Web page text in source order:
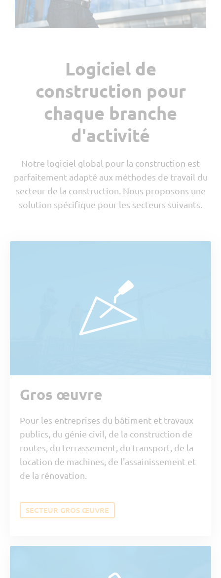
Planification des ressources
Rapport hebdomadaire
Contrôle des visas
myQR-Scan
Logiciel de
construction pour
chaque branche
d'activité
Notre logiciel global pour la construction est
parfaitement adapté aux méthodes de travail du
secteur de la construction. Nous proposons une
solution spécifique pour les secteurs suivants.
Gros œuvre
Pour les entreprises du bâtiment et travaux
publics, du génie civil, de la construction de
routes, du terrassement, du transport, de la
location de machines, de l'assainissement et
de la rénovation.
SECTEUR GROS ŒUVRE